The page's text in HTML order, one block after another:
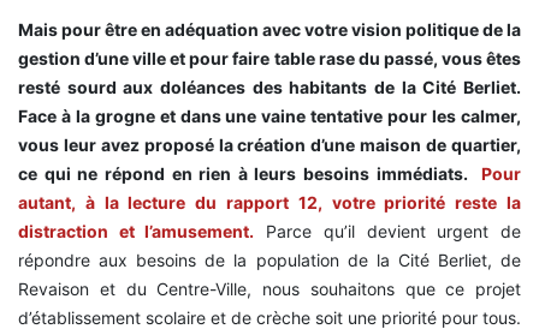
Mais pour être en adéquation avec votre vision politique de la
gestion d’une ville et pour faire table rase du passé, vous êtes
resté sourd aux doléances des habitants de la Cité Berliet.
Face à la grogne et dans une vaine tentative pour les calmer,
vous leur avez proposé la création d’une maison de quartier,
ce qui ne répond en rien à leurs besoins immédiats. Pour
autant, à la lecture du rapport 12, votre priorité reste la
distraction et l’amusement. Parce qu’il devient urgent de
répondre aux besoins de la population de la Cité Berliet, de
Revaison et du Centre-Ville, nous souhaitons que ce projet
d’établissement scolaire et de crèche soit une priorité pour tous.